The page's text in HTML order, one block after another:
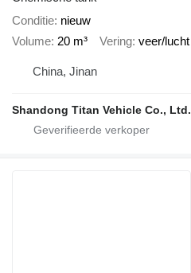
Conditie nieuw
Volume 20 m³ Vering veer/lucht
China, Jinan
Shandong Titan Vehicle Co., Ltd.